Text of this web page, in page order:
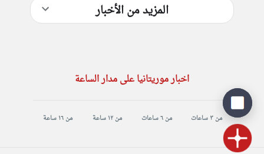
المزيد من الأخبار
اخبار موريتانيا على مدار الساعة
من ٣ ساعات من ٦ ساعات من ١٢ ساعة من ١٦ ساعة